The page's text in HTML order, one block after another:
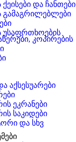
და ჩანთები
გამაგრილებლები
უსაფრთხოების
კოპირების
აქსესუარები
ეკრანები
საკიდები
და სხვ